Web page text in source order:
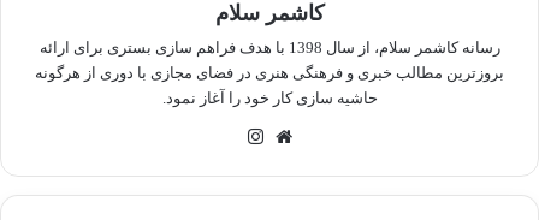
کاشمر سلام
رسانه کاشمر سلام، از سال 1398 با هدف فراهم سازی بستری برای ارائه
بروزترین مطالب خبری و فرهنگی هنری در فضای مجازی با دوری از هرگونه
حاشیه سازی کار خود را آغاز نمود.
وبسایت